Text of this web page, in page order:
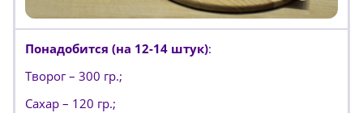
Понадобится (на 12-14 штук):
Творог – 300 гр.;
Сахар – 120 гр.;